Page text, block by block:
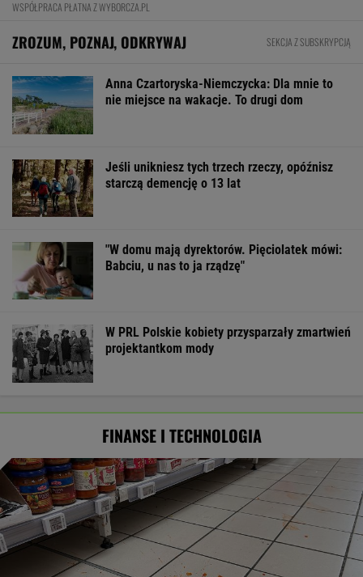
WSPÓŁPRACA PŁATNA Z WYBORCZA.PL
ZROZUM, POZNAJ, ODKRYWAJ SEKCJA Z SUBSKRYPCJĄ
Anna Czartoryska-Niemczycka: Dla mnie to
nie miejsce na wakacje. To drugi dom
Jeśli unikniesz tych trzech rzeczy, opóźnisz
starczą demencję o 13 lat
"W domu mają dyrektorów. Pięciolatek mówi:
Babciu, u nas to ja rządzę"
W PRL Polskie kobiety przysparzały zmartwień
projektantkom mody
FINANSE I TECHNOLOGIA